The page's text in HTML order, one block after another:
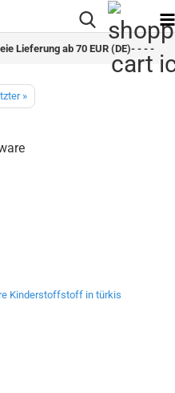
ab 70 EUR (DE)- - - - - - -
»